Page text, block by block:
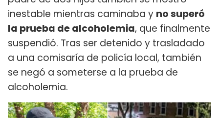
inestable mientras caminaba y no superó
la prueba de alcoholemia, que finalmente
suspendió. Tras ser detenido y trasladado
a una comisaría de policía local, también
se negó a someterse a la prueba de
alcoholemia.